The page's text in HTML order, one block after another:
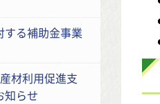
る補助金事業
材利用促進支
知らせ